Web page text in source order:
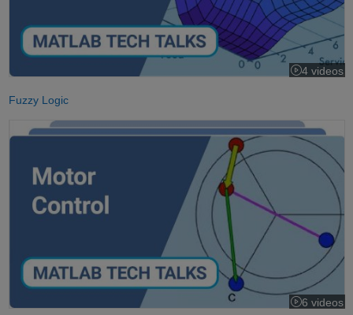
4 videos
Fuzzy Logic
Motor Control
6 videos